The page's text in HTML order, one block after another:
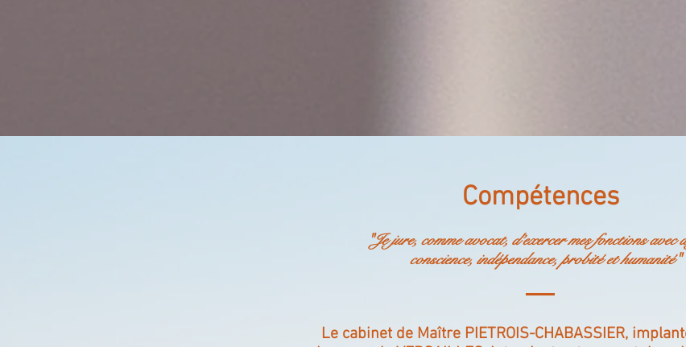
Compétences
"Je jure, comme avocat, d’exercer mes fonctions avec
conscience, indépendance, probité et humanité"
Le cabinet de Maître PIETROIS-CHABASSIER,